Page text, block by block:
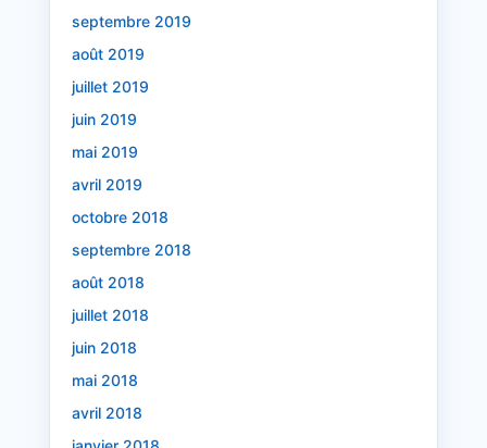
septembre 2019
août 2019
juillet 2019
juin 2019
mai 2019
avril 2019
octobre 2018
septembre 2018
août 2018
juillet 2018
juin 2018
mai 2018
avril 2018